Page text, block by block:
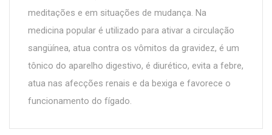
meditações e em situações de mudança. Na
medicina popular é utilizado para ativar a circulação
sangüínea, atua contra os vômitos da gravidez, é um
tônico do aparelho digestivo, é diurético, evita a febre,
atua nas afecções renais e da bexiga e favorece o
funcionamento do fígado.